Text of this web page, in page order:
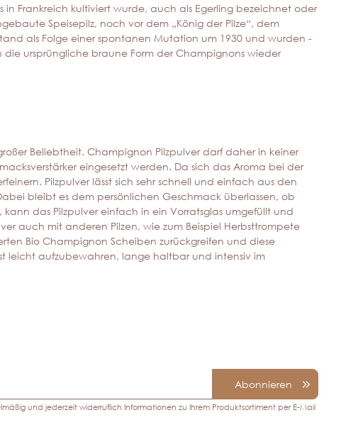
Frankreich kultiviert wurde, auch als Egerling bezeichnet oder
Speisepilz, noch vor dem „König der Pilze“, dem
als Folge einer spontanen Mutation um 1930 und wurden -
ursprüngliche braune Form der Champignons wieder
Beliebtheit. Champignon Pilzpulver darf daher in keiner
eingesetzt werden. Da sich das Aroma bei der
Pilzpulver lässt sich sehr schnell und einfach aus den
bleibt es dem persönlichen Geschmack überlassen, ob
das Pilzpulver einfach in ein Vorratsglas umgefüllt und
auch mit anderen Pilzen, wie zum Beispiel Herbsttrompete
Bio Champignon Scheiben zurückgreifen und diese
leicht aufzubewahren, lange haltbar und intensiv im
Abonnieren
und jederzeit widerruflich Informationen zu Ihrem Produktsortiment per E-Mail